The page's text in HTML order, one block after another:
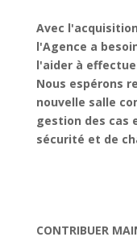
Avec
l'Agence a
l'aider à
Nous espérons
nouvelle salle
gestion des cas
sécurité et de
CONTRIBUER